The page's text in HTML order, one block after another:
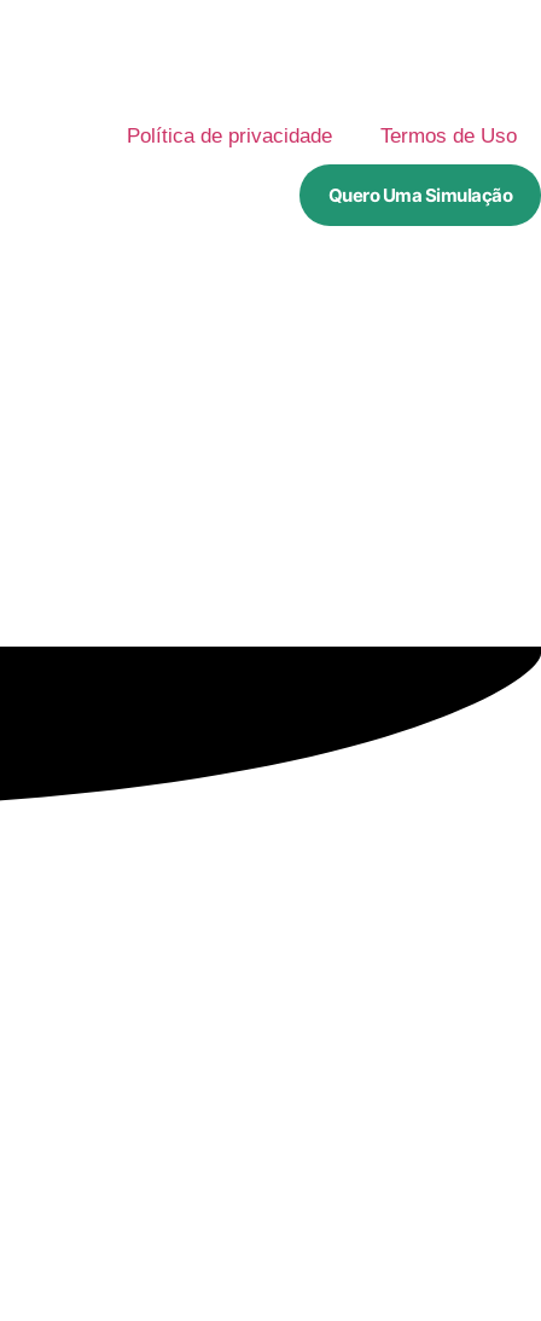
Política de privacidade Termos de Uso
Quero Uma Simulação